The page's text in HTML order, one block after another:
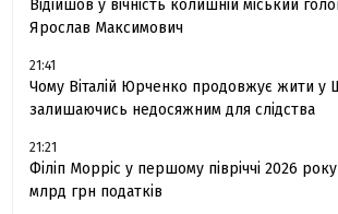
Відійшов у вічність колишній міський
Ярослав Максимович
21:41
Чому Віталій Юрченко продовжує жити у
залишаючись недосяжним для слідства
21:21
Філіп Морріс у першому півріччі 2026
млрд грн податків